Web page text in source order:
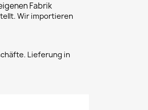
Fabrik
Wir importieren
Lieferung in